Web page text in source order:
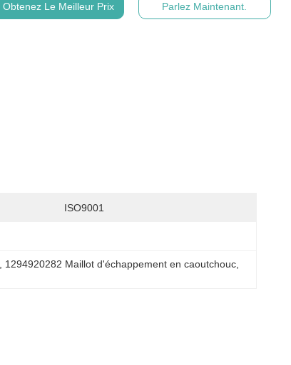
Obtenez Le Meilleur Prix Parlez Maintenant.
ISO9001
1294920282 Maillot d'échappement en caoutchouc